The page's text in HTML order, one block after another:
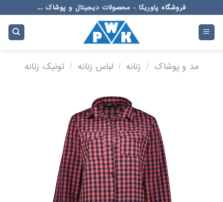
to
content
فروشگاه پاوریکا - محصولات دیجیتال و پوشاک ...
مد و پوشاک / زنانه / لباس زنانه / تونیک زنانه